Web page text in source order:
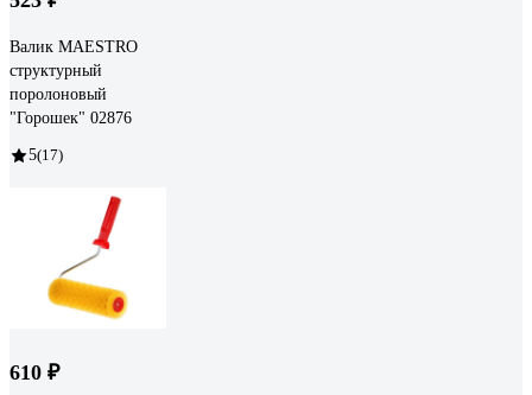
Валик MAESTRO
структурный
поролоновый
"Горошек" 02876
5(17)
610 ₽